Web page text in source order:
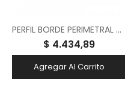
PERFIL BORDE PERIMETRAL BLANCO X 3MTS (13MM)
$ 4.434,89
Agregar Al Carrito